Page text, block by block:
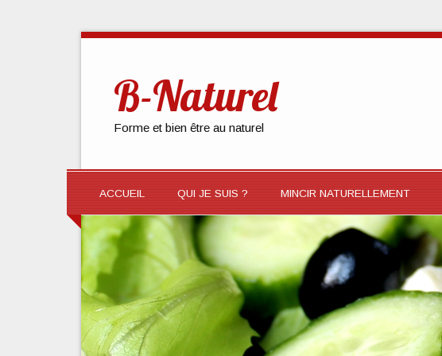
B-Naturel
Forme et bien être au naturel
ACCUEIL QUI JE SUIS ? MINCIR NATURELLEMENT